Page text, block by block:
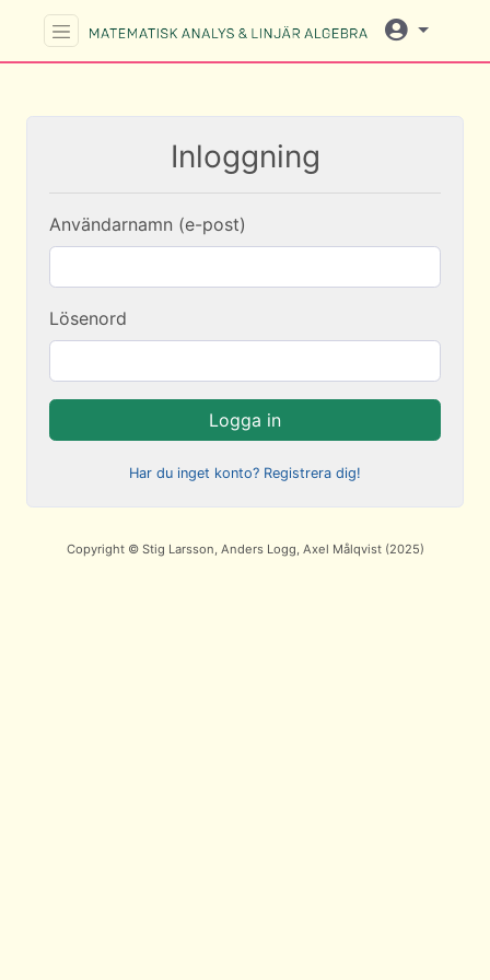
Inloggning
Användarnamn (e-post)
Lösenord
Logga in
Har du inget konto? Registrera dig!
Copyright © Stig Larsson, Anders Logg, Axel Målqvist (2025)